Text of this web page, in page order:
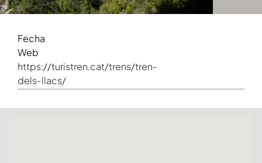
Fecha
Web
https://turistren.cat/trens/tren-
dels-llacs/